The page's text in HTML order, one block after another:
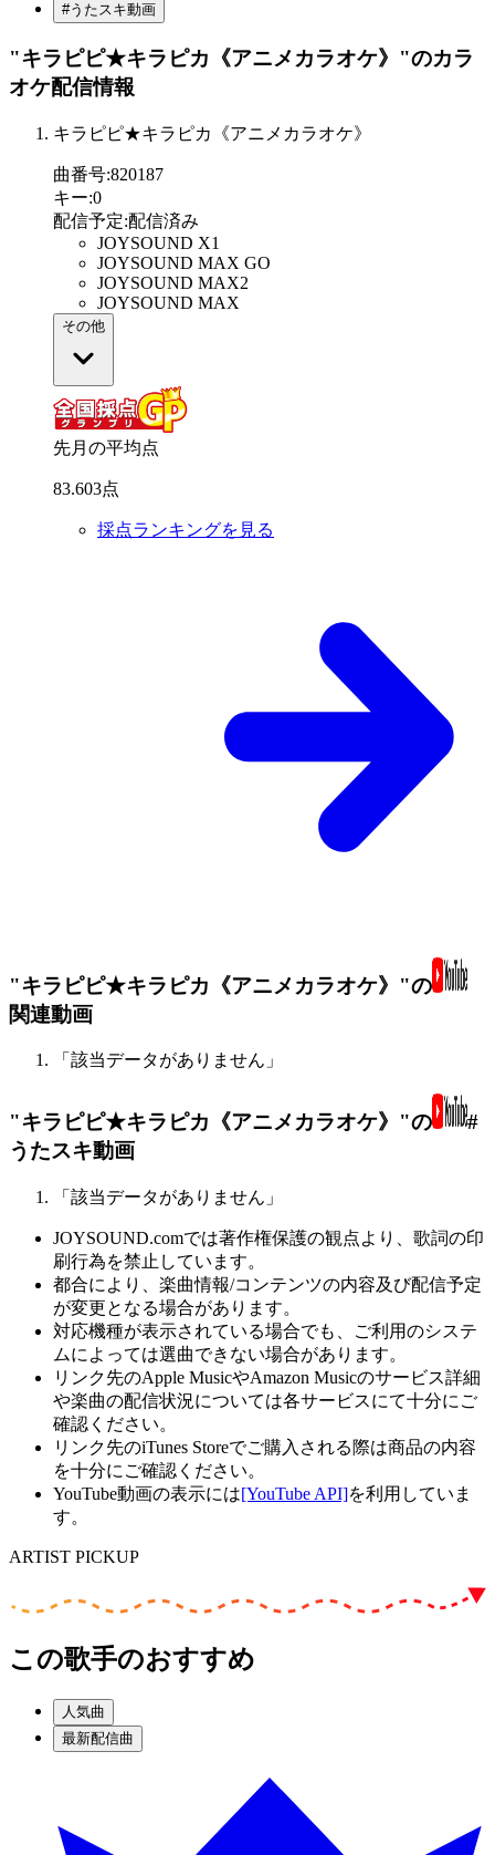
#うたスキ動画
"キラピピ★キラピカ《アニメカラオケ》"のカラ
オケ配信情報
キラピピ★キラピカ《アニメカラオケ》
曲番号:820187
キー:0
配信予定:配信済み
JOYSOUND X1
JOYSOUND MAX GO
JOYSOUND MAX2
JOYSOUND MAX
その他
先月の平均点
83.603点
採点ランキングを見る
"キラピピ★キラピカ《アニメカラオケ》"の
関連動画
「該当データがありません」
"キラピピ★キラピカ《アニメカラオケ》"の
#
うたスキ動画
「該当データがありません」
JOYSOUND.comでは著作権保護の観点より、歌詞の印
刷行為を禁止しています。
都合により、楽曲情報/コンテンツの内容及び配信予定
が変更となる場合があります。
対応機種が表示されている場合でも、ご利用のシステ
ムによっては選曲できない場合があります。
リンク先のApple MusicやAmazon Musicのサービス詳細
や楽曲の配信状況については各サービスにて十分にご
確認ください。
リンク先のiTunes Storeでご購入される際は商品の内容
を十分にご確認ください。
YouTube動画の表示には[YouTube API]を利用していま
す。
ARTIST PICKUP
この歌手のおすすめ
人気曲
最新配信曲